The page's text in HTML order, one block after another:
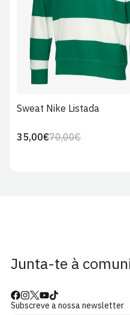
S XL
Sweat Nike Listada
Preço
70,00€Preço
35,00€
Junta-te à
Subscreve a nossa newsletter